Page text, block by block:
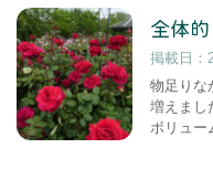
全体
掲載日：
物足りな
増えまし
ボリュー